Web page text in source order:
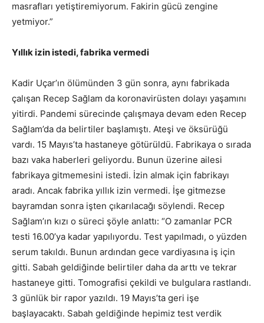
masrafları yetiştiremiyorum. Fakirin gücü zengine
yetmiyor.”
Yıllık izin istedi, fabrika vermedi
Kadir Uçar’ın ölümünden 3 gün sonra, aynı fabrikada
çalışan Recep Sağlam da koronavirüsten dolayı yaşamını
yitirdi. Pandemi sürecinde çalışmaya devam eden Recep
Sağlam’da da belirtiler başlamıştı. Ateşi ve öksürüğü
vardı. 15 Mayıs’ta hastaneye götürüldü. Fabrikaya o sırada
bazı vaka haberleri geliyordu. Bunun üzerine ailesi
fabrikaya gitmemesini istedi. İzin almak için fabrikayı
aradı. Ancak fabrika yıllık izin vermedi. İşe gitmezse
bayramdan sonra işten çıkarılacağı söylendi. Recep
Sağlam’ın kızı o süreci şöyle anlattı: “O zamanlar PCR
testi 16.00’ya kadar yapılıyordu. Test yapılmadı, o yüzden
serum takıldı. Bunun ardından gece vardiyasına iş için
gitti. Sabah geldiğinde belirtiler daha da arttı ve tekrar
hastaneye gitti. Tomografisi çekildi ve bulgulara rastlandı.
3 günlük bir rapor yazıldı. 19 Mayıs’ta geri işe
başlayacaktı. Sabah geldiğinde hepimiz test verdik